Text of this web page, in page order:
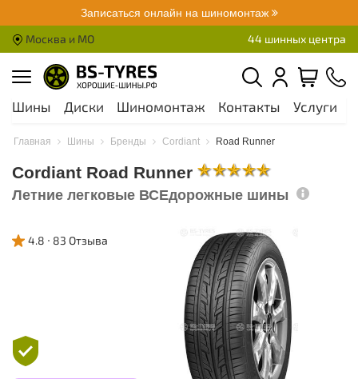
Записаться онлайн на шиномонтаж
Москва и МО 44 шинных центра
Шины Диски Шиномонтаж Контакты Услуги
Главная Шины Бренды Cordiant Road Runner
Cordiant Road Runner
Летние легковые ВСЕдорожные шины
4.8 83 Отзыва